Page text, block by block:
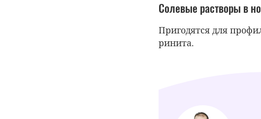
Солевые растворы в
Пригодятся для
ринита.